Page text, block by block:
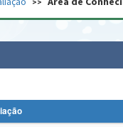
Advocacia-Geral da União